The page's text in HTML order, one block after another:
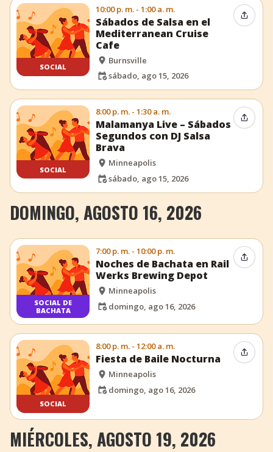
SOCIAL
10:00 p. m. - 1:00 a. m.
Sábados de Salsa en el
Mediterranean Cruise
Cafe
Burnsville
sábado, ago 15, 2026
SOCIAL
8:00 p. m. - 1:30 a. m.
Malamanya Live – Sábados
Segundos con DJ Salsa
Brava
Minneapolis
sábado, ago 15, 2026
DOMINGO, AGOSTO 16, 2026
SOCIAL DE
BACHATA
7:00 p. m. - 10:00 p. m.
Noches de Bachata en Rail
Werks Brewing Depot
Minneapolis
domingo, ago 16, 2026
SOCIAL
8:00 p. m. - 12:00 a. m.
Fiesta de Baile Nocturna
Minneapolis
domingo, ago 16, 2026
MIÉRCOLES, AGOSTO 19, 2026